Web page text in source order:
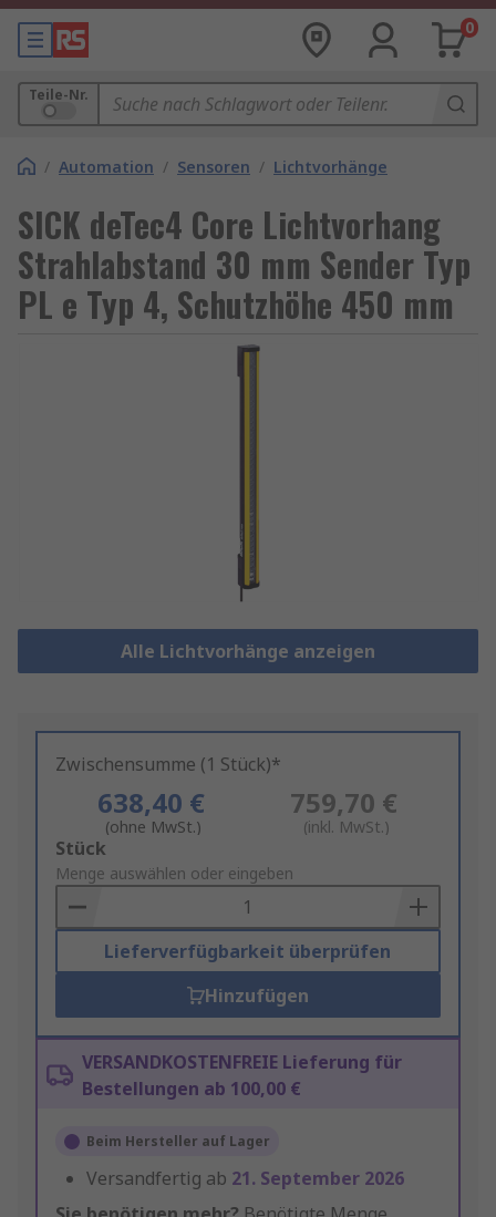
0
Teile-Nr.
/ Automation / Sensoren / Lichtvorhänge
SICK deTec4 Core Lichtvorhang
Strahlabstand 30 mm Sender Typ
PL e Typ 4, Schutzhöhe 450 mm
Alle Lichtvorhänge anzeigen
Zwischensumme (1 Stück)*
638,40 €
(ohne MwSt.)
759,70 €
(inkl. MwSt.)
Add
to
Basket
Stück
Menge auswählen oder eingeben
Lieferverfügbarkeit überprüfen
Hinzufügen
VERSANDKOSTENFREIE Lieferung für
Bestellungen ab 100,00 €
Beim Hersteller auf Lager
Versandfertig ab 21. September 2026